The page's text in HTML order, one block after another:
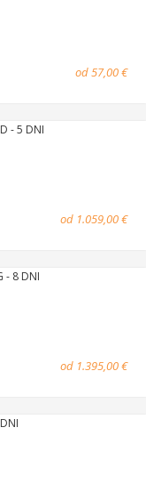
od 57,00 €
od 1.059,00 €
od 1.395,00 €